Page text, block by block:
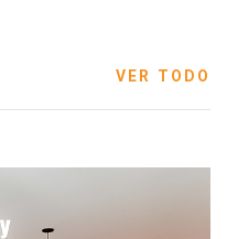
VER TODO